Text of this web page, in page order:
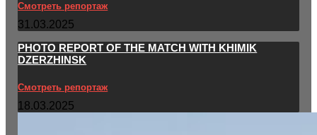
Смотреть репортаж
31.03.2025
PHOTO REPORT OF THE MATCH WITH KHIMIK
DZERZHINSK
Смотреть репортаж
18.03.2025